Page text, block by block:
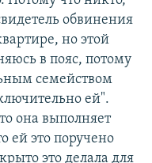
обвинения
но этой
в пояс, потому
семейством
ей".
она выполняет
ей это поручено
это делала для